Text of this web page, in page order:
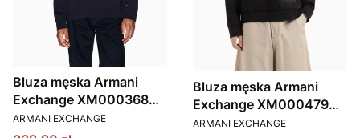
Bluza męska Armani
Exchange XM000368
AF10818 GRANATOWY
PRODUCENT
ARMANI EXCHANGE
Bluza męska Armani
Exchange XM000479
AF10818 czarny
PRODUCENT
ARMANI EXCHANGE